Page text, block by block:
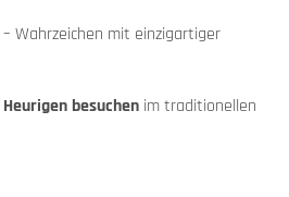
– Wahrzeichen mit einzigartiger
besuchen im traditionellen